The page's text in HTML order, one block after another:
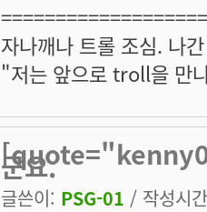
자나깨나 트롤 조심. 나
"저는 앞으로 troll을 만
군요.
글쓴이: PSG-01 / 작성시